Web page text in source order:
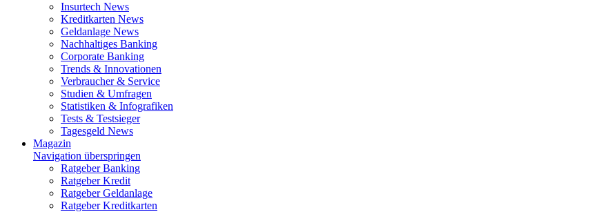
Insurtech News
Kreditkarten News
Geldanlage News
Nachhaltiges Banking
Corporate Banking
Trends & Innovationen
Verbraucher & Service
Studien & Umfragen
Statistiken & Infografiken
Tests & Testsieger
Tagesgeld News
Magazin
Navigation überspringen
Ratgeber Banking
Ratgeber Kredit
Ratgeber Geldanlage
Ratgeber Kreditkarten